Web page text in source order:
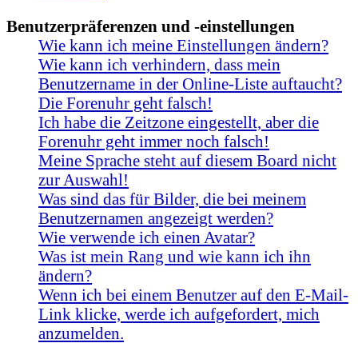
Benutzerpräferenzen und -einstellungen
Wie kann ich meine Einstellungen ändern?
Wie kann ich verhindern, dass mein
Benutzername in der Online-Liste auftaucht?
Die Forenuhr geht falsch!
Ich habe die Zeitzone eingestellt, aber die
Forenuhr geht immer noch falsch!
Meine Sprache steht auf diesem Board nicht
zur Auswahl!
Was sind das für Bilder, die bei meinem
Benutzernamen angezeigt werden?
Wie verwende ich einen Avatar?
Was ist mein Rang und wie kann ich ihn
ändern?
Wenn ich bei einem Benutzer auf den E-Mail-
Link klicke, werde ich aufgefordert, mich
anzumelden.